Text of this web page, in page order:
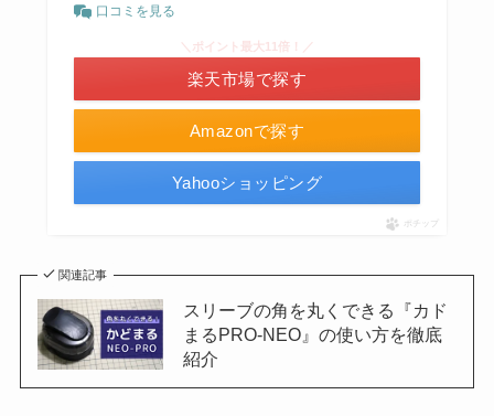
口コミを見る
Amazonで探す
＼ポイント最大11倍！／
楽天市場で探す
Yahooショッピング
ポチップ
関連記事
スリーブの角を丸くできる『カド
まるPRO-NEO』の使い方を徹底
紹介